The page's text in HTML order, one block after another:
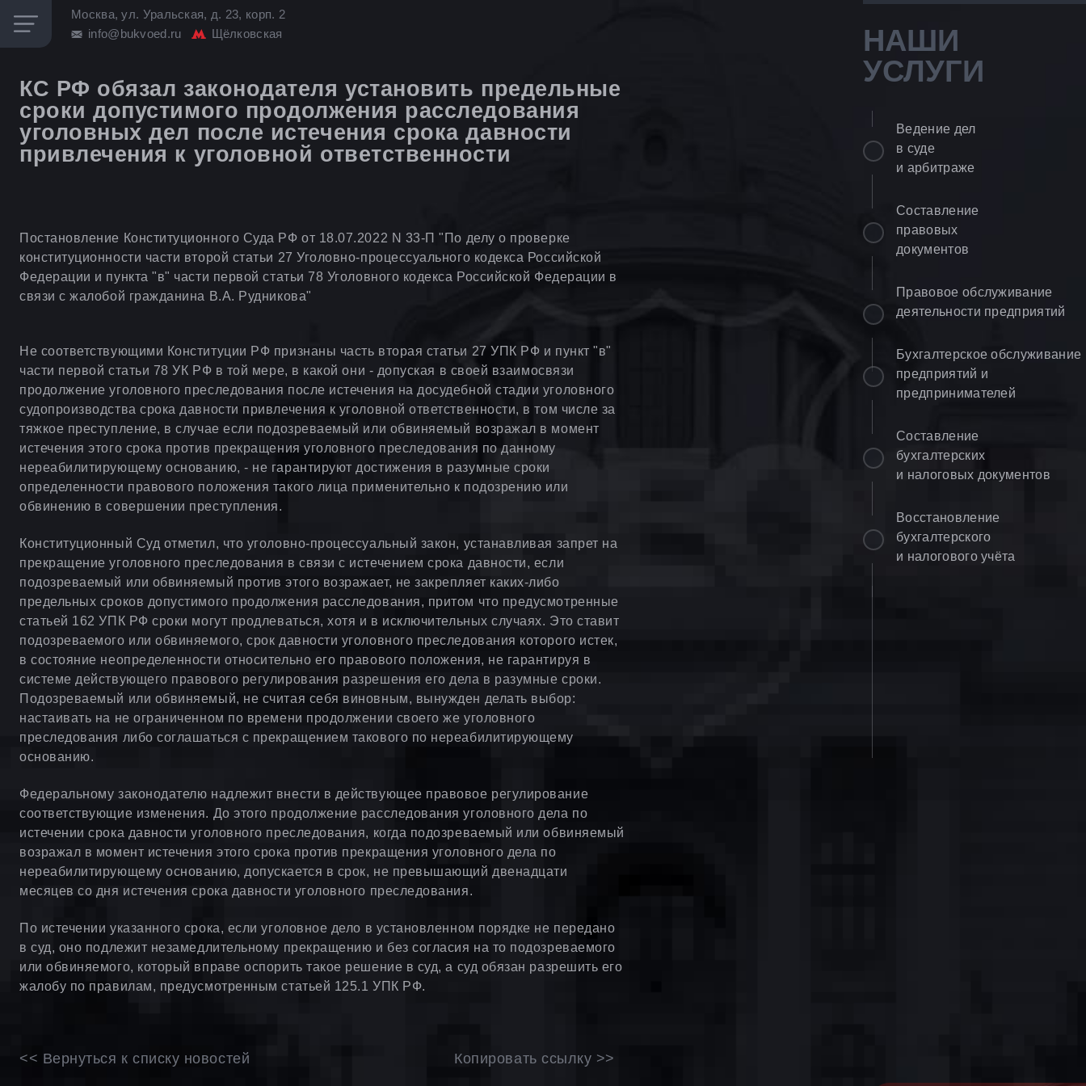
Москва, ул. Уральская, д. 23, корп. 2
info@bukvoed.ru
Щёлковская
КС РФ обязал законодателя установить предельные
сроки допустимого продолжения расследования
уголовных дел после истечения срока давности
привлечения к уголовной ответственности
Постановление Конституционного Суда РФ от 18.07.2022 N 33-П "По делу о проверке
конституционности части второй статьи 27 Уголовно-процессуального кодекса Российской
Федерации и пункта "в" части первой статьи 78 Уголовного кодекса Российской Федерации в
связи с жалобой гражданина В.А. Рудникова"
Не соответствующими Конституции РФ признаны часть вторая статьи 27 УПК РФ и пункт "в"
части первой статьи 78 УК РФ в той мере, в какой они - допуская в своей взаимосвязи
продолжение уголовного преследования после истечения на досудебной стадии уголовного
судопроизводства срока давности привлечения к уголовной ответственности, в том числе за
тяжкое преступление, в случае если подозреваемый или обвиняемый возражал в момент
истечения этого срока против прекращения уголовного преследования по данному
нереабилитирующему основанию, - не гарантируют достижения в разумные сроки
определенности правового положения такого лица применительно к подозрению или
обвинению в совершении преступления.
Конституционный Суд отметил, что уголовно-процессуальный закон, устанавливая запрет на
прекращение уголовного преследования в связи с истечением срока давности, если
подозреваемый или обвиняемый против этого возражает, не закрепляет каких-либо
предельных сроков допустимого продолжения расследования, притом что предусмотренные
статьей 162 УПК РФ сроки могут продлеваться, хотя и в исключительных случаях. Это ставит
подозреваемого или обвиняемого, срок давности уголовного преследования которого истек,
в состояние неопределенности относительно его правового положения, не гарантируя в
системе действующего правового регулирования разрешения его дела в разумные сроки.
Подозреваемый или обвиняемый, не считая себя виновным, вынужден делать выбор:
настаивать на не ограниченном по времени продолжении своего же уголовного
преследования либо соглашаться с прекращением такового по нереабилитирующему
основанию.
Федеральному законодателю надлежит внести в действующее правовое регулирование
соответствующие изменения. До этого продолжение расследования уголовного дела по
истечении срока давности уголовного преследования, когда подозреваемый или обвиняемый
возражал в момент истечения этого срока против прекращения уголовного дела по
нереабилитирующему основанию, допускается в срок, не превышающий двенадцати
месяцев со дня истечения срока давности уголовного преследования.
По истечении указанного срока, если уголовное дело в установленном порядке не передано
в суд, оно подлежит незамедлительному прекращению и без согласия на то подозреваемого
или обвиняемого, который вправе оспорить такое решение в суд, а суд обязан разрешить его
жалобу по правилам, предусмотренным статьей 125.1 УПК РФ.
Копировать ссылку >>
<< Вернуться к списку новостей
НАШИ
УСЛУГИ
Ведение дел
в суде
и арбитраже
Составление
правовых
документов
Правовое обслуживание
деятельности предприятий
Бухгалтерское обслуживание
предприятий и
предпринимателей
Составление
бухгалтерских
и налоговых документов
Восстановление
бухгалтерского
и налогового учёта